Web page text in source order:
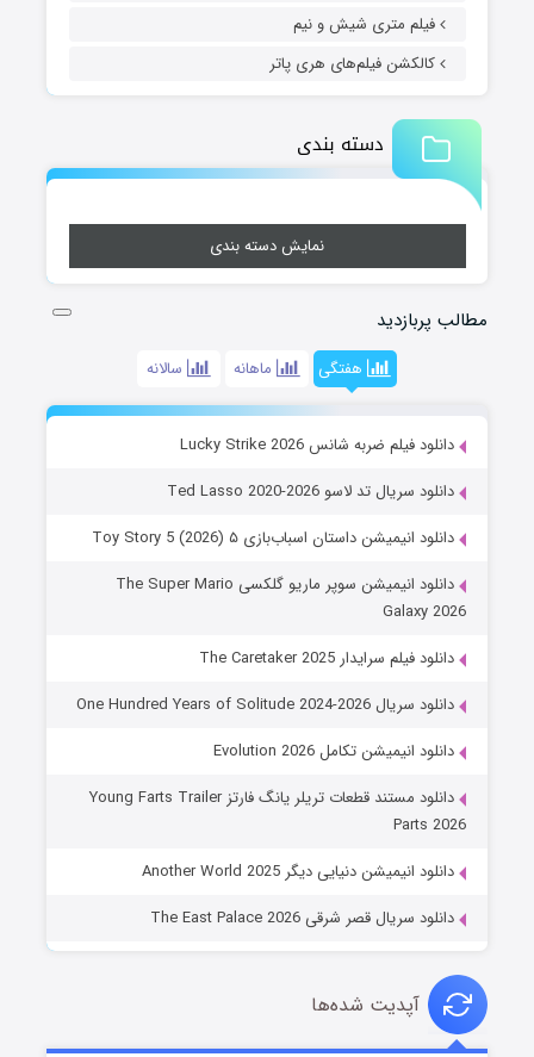
فیلم متری شیش و نیم
کالکشن فیلم‌های هری پاتر
دسته بندی
نمایش دسته بندی
مطالب پربازدید
هفتگی ماهانه سالانه
دانلود فیلم ضربه شانس Lucky Strike 2026
دانلود سریال تد لاسو Ted Lasso 2020-2026
دانلود انیمیشن داستان اسباب‌بازی ۵ Toy Story 5 (2026)
دانلود انیمیشن سوپر ماریو گلکسی The Super Mario
Galaxy 2026
دانلود فیلم سرایدار The Caretaker 2025
دانلود سریال One Hundred Years of Solitude 2024-2026
دانلود انیمیشن تکامل Evolution 2026
دانلود مستند قطعات تریلر یانگ فارتز Young Farts Trailer
Parts 2026
دانلود انیمیشن دنیایی دیگر Another World 2025
دانلود سریال قصر شرقی The East Palace 2026
آپدیت شده‌ها